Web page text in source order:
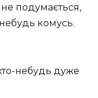
подумається,
комусь.
небудь дуже